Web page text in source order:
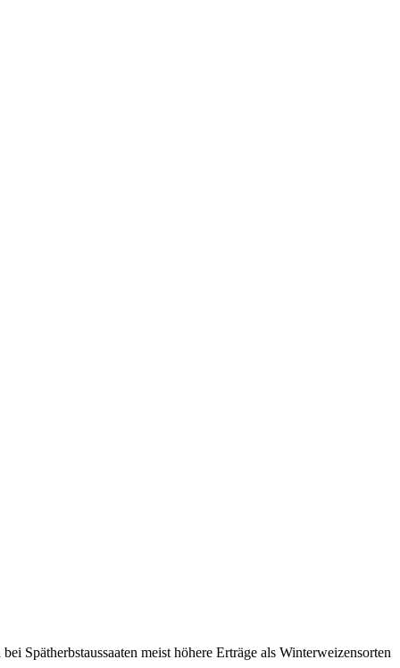
Spätherbstaussaaten meist höhere Erträge als Winterweizensorten